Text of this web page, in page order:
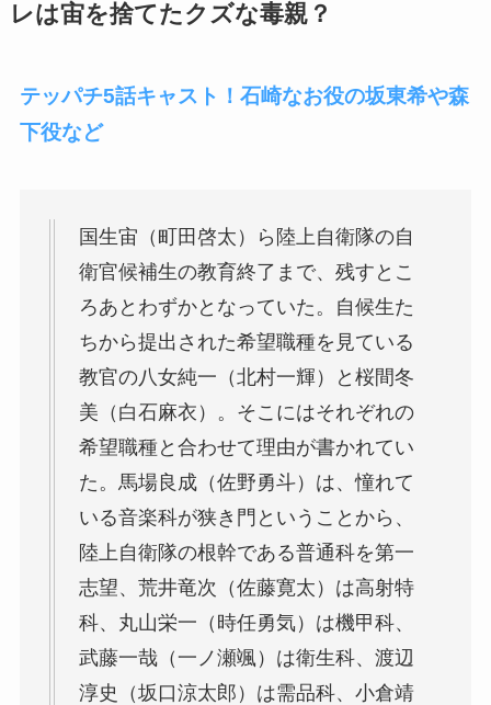
レは宙を捨てたクズな毒親？
テッパチ5話キャスト！石崎なお役の坂東希や森
下役など
国生宙（町田啓太）ら陸上自衛隊の自
衛官候補生の教育終了まで、残すとこ
ろあとわずかとなっていた。自候生た
ちから提出された希望職種を見ている
教官の八女純一（北村一輝）と桜間冬
美（白石麻衣）。そこにはそれぞれの
希望職種と合わせて理由が書かれてい
た。馬場良成（佐野勇斗）は、憧れて
いる音楽科が狭き門ということから、
陸上自衛隊の根幹である普通科を第一
志望、荒井竜次（佐藤寛太）は高射特
科、丸山栄一（時任勇気）は機甲科、
武藤一哉（一ノ瀬颯）は衛生科、渡辺
淳史（坂口涼太郎）は需品科、小倉靖